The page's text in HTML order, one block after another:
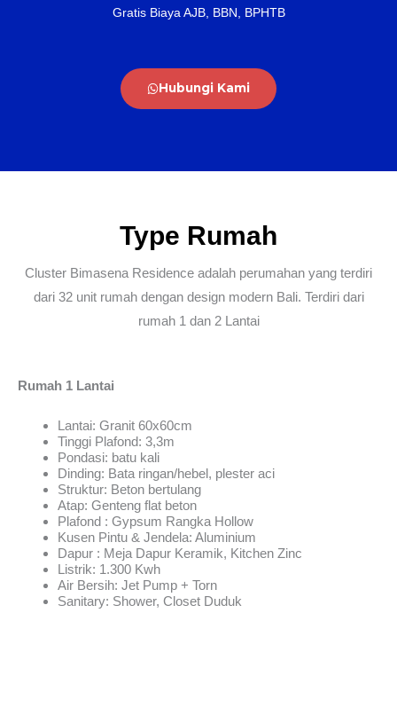
Gratis Biaya AJB, BBN, BPHTB
Hubungi Kami
Type Rumah
Cluster Bimasena Residence adalah perumahan yang terdiri
dari 32 unit rumah dengan design modern Bali. Terdiri dari
rumah 1 dan 2 Lantai
Rumah 1 Lantai
Lantai: Granit 60x60cm
Tinggi Plafond: 3,3m
Pondasi: batu kali
Dinding: Bata ringan/hebel, plester aci
Struktur: Beton bertulang
Atap: Genteng flat beton
Plafond : Gypsum Rangka Hollow
Kusen Pintu & Jendela: Aluminium
Dapur : Meja Dapur Keramik, Kitchen Zinc
Listrik: 1.300 Kwh
Air Bersih: Jet Pump + Torn
Sanitary: Shower, Closet Duduk